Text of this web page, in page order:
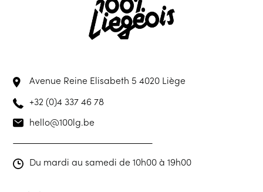
Avenue Reine Elisabeth 54020 Liège
+32 (0)4 337 46 78
hello@100lg.be
Du mardi au samedi de 10h00 à 19h00